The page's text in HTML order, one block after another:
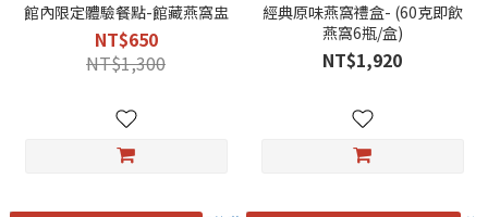
館內限定體驗餐點-館藏燕窩盅
NT$650
NT$1,300
經典原味燕窩禮盒- (60克即飲
燕窩6瓶/盒)
NT$1,920